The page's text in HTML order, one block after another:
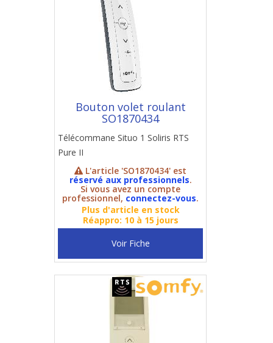
Bouton volet roulant
SO1870434
Télécommane Situo 1 Soliris RTS
Pure II
L'article 'SO1870434' est
réservé aux professionnels.
Si vous avez un compte
professionnel, connectez-vous.
Plus d'article en stock
Réappro: 10 à 15 jours
Voir Fiche